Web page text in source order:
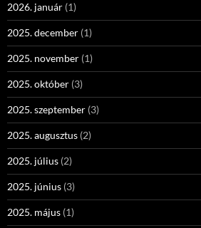
2026. január (1)
2025. december (1)
2025. november (1)
2025. október (3)
2025. szeptember (3)
2025. augusztus (2)
2025. július (2)
2025. június (3)
2025. május (1)